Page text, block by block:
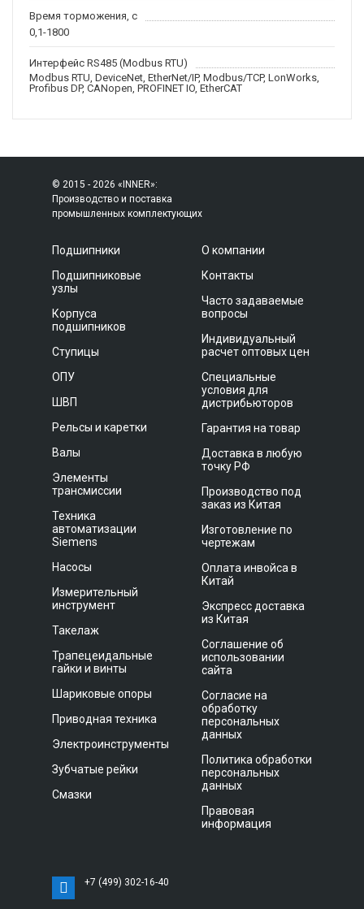
Время торможения, с
0,1-1800
Интерфейс RS485 (Modbus RTU)
Modbus RTU, DeviceNet, EtherNet/IP, Modbus/TCP, LonWorks,
Profibus DP, CANopen, PROFINET IO, EtherCAT
© 2015 - 2026 «INNER»:
Производство и поставка
промышленных комплектующих
Подшипники
Подшипниковые
узлы
Корпуса
подшипников
Ступицы
ОПУ
ШВП
Рельсы и каретки
Валы
Элементы
трансмиссии
Техника
автоматизации
Siemens
Насосы
Измерительный
инструмент
Такелаж
Трапецеидальные
гайки и винты
Шариковые опоры
Приводная техника
Электроинструменты
Зубчатые рейки
Смазки
О компании
Контакты
Часто задаваемые
вопросы
Индивидуальный
расчет оптовых цен
Специальные
условия для
дистрибьюторов
Гарантия на товар
Доставка в любую
точку РФ
Производство под
заказ из Китая
Изготовление по
чертежам
Оплата инвойса в
Китай
Экспресс доставка
из Китая
Соглашение об
использовании
сайта
Согласие на
обработку
персональных
данных
Политика обработки
персональных
данных
Правовая
информация
+7 (499) 302-16-40